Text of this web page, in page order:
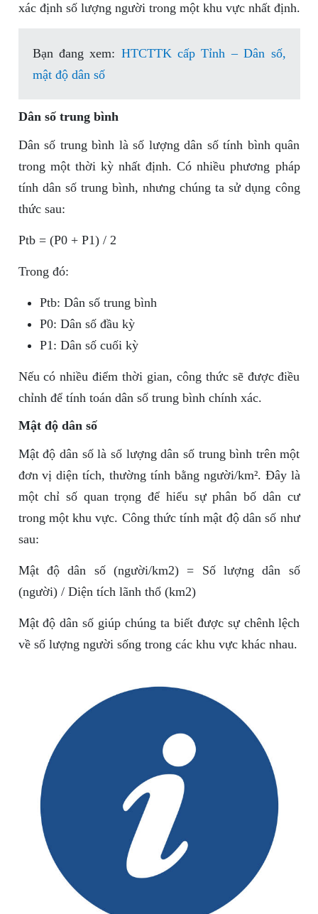
xác định số lượng người trong một khu vực nhất định.
Bạn đang xem: HTCTTK cấp Tỉnh – Dân số,
mật độ dân số
Dân số trung bình
Dân số trung bình là số lượng dân số tính bình quân
trong một thời kỳ nhất định. Có nhiều phương pháp
tính dân số trung bình, nhưng chúng ta sử dụng công
thức sau:
Ptb = (P0 + P1) / 2
Trong đó:
Ptb: Dân số trung bình
P0: Dân số đầu kỳ
P1: Dân số cuối kỳ
Nếu có nhiều điểm thời gian, công thức sẽ được điều
chỉnh để tính toán dân số trung bình chính xác.
Mật độ dân số
Mật độ dân số là số lượng dân số trung bình trên một
đơn vị diện tích, thường tính bằng người/km². Đây là
một chỉ số quan trọng để hiểu sự phân bố dân cư
trong một khu vực. Công thức tính mật độ dân số như
sau:
Mật độ dân số (người/km2) = Số lượng dân số
(người) / Diện tích lãnh thổ (km2)
Mật độ dân số giúp chúng ta biết được sự chênh lệch
về số lượng người sống trong các khu vực khác nhau.